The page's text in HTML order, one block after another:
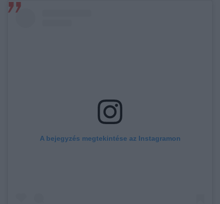
A bejegyzés megtekintése az Instagramon